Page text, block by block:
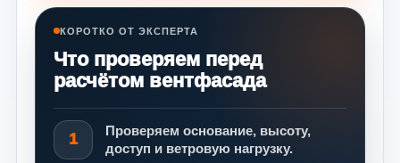
КОРОТКО ОТ ЭКСПЕРТА
Что проверяем перед
расчётом вентфасада
1
Проверяем основание, высоту,
доступ и ветровую нагрузку.